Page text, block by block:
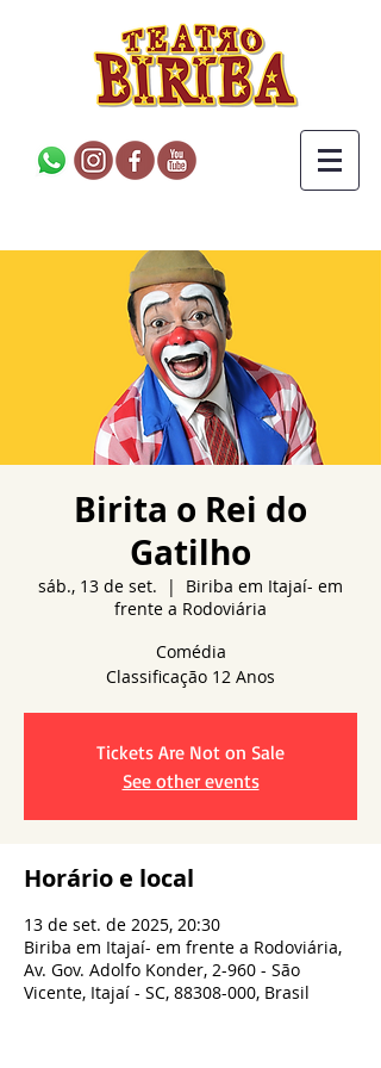
Birita o Rei do
Gatilho
sáb., 13 de set.
  |
Biriba em Itajaí- em
frente a Rodoviária
Comédia
Tickets Are Not on Sale
See other events
Horário e local
13 de set. de 2025, 20:30
Biriba em Itajaí- em frente a Rodoviária,
Av. Gov. Adolfo Konder, 2-960 - São
Vicente, Itajaí - SC, 88308-000, Brasil